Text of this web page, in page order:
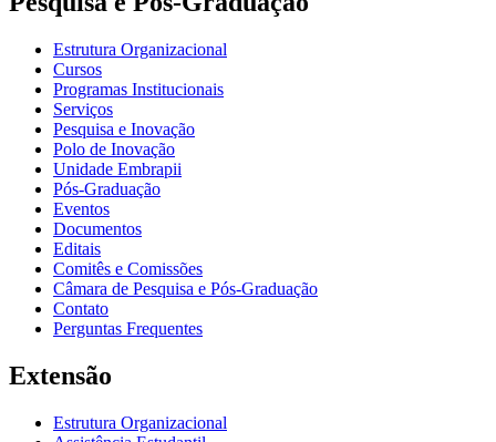
Estrutura Organizacional
Cursos
Programas Institucionais
Serviços
Pesquisa e Inovação
Polo de Inovação
Unidade Embrapii
Pós-Graduação
Eventos
Documentos
Editais
Comitês e Comissões
Câmara de Pesquisa e Pós-Graduação
Contato
Perguntas Frequentes
Extensão
Estrutura Organizacional